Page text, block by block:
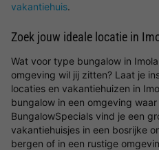
vakantiehuis.
Zoek jouw ideale locatie in
Wat voor type bungalow in
omgeving wil jij zitten? Laat je
locaties en vakantiehuizen in
bungalow in een omgeving
BungalowSpecials vind je een
vakantiehuisjes in een bosrijke
bergen of in een rustige